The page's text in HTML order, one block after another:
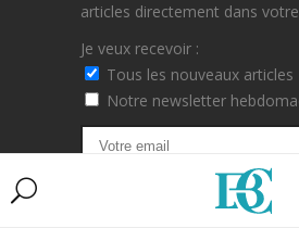
articles directement dans
Je veux recevoir :
Tous les nouveaux articles
Notre newsletter